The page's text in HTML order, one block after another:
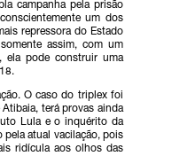
campanha pela prisão
um dos
repressora do Estado
assim, com um
ela pode construir uma
O caso do triplex foi
terá provas ainda
Lula e o inquérito da
pela atual vacilação, pois
ridícula aos olhos das